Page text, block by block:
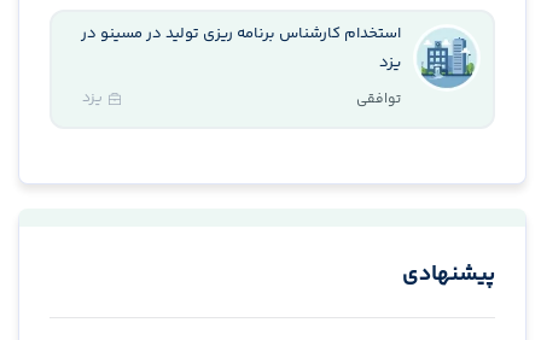
استخدام کارشناس برنامه ریزی تولید در مسینو در
یزد
توافقی یزد
پیشنهادی